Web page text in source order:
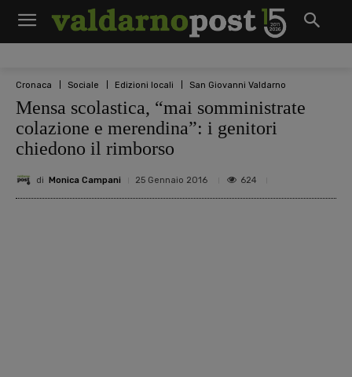
Cronaca Sociale Edizioni locali San Giovanni Valdarno
Mensa scolastica, “mai somministrate
colazione e merendina”: i genitori
chiedono il rimborso
di Monica Campani 25 Gennaio 2016 624